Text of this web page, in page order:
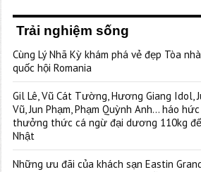
Trải nghiệm sống
Cùng Lý Nhã Kỳ khám phá vẻ đẹp Tòa nhà
quốc hội Romania
Gil Lê, Vũ Cát Tường, Hương Giang Idol,
Vũ, Jun Phạm, Phạm Quỳnh Anh… háo hức
thưởng thức cá ngừ đại dương 110kg
Nhật
Những ưu đãi của khách sạn Eastin